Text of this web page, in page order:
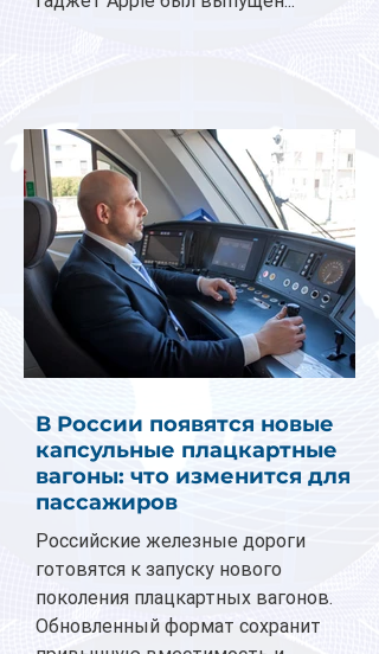
В России появятся новые
капсульные плацкартные
вагоны: что изменится для
пассажиров
Российские железные дороги
готовятся к запуску нового
поколения плацкартных вагонов.
Обновленный формат сохранит